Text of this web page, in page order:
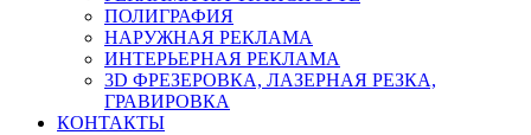
ПОЛИГРАФИЯ
НАРУЖНАЯ РЕКЛАМА
ИНТЕРЬЕРНАЯ РЕКЛАМА
3D ФРЕЗЕРОВКА, ЛАЗЕРНАЯ РЕЗКА,
ГРАВИРОВКА
КОНТАКТЫ